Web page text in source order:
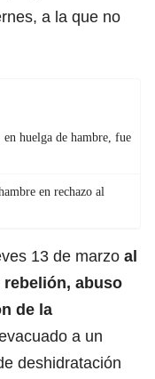
a la que no
huelga de hambre, fue
en rechazo al
13 de marzo al
rebelión, abuso
de la
a un
deshidratación